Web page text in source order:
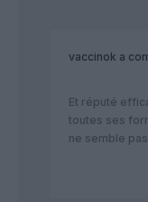
vaccinok a
Et réputé
toutes ses
ne semble